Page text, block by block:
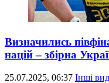
Визначились
націй – збірна
25.07.2025, 06:37 Інші